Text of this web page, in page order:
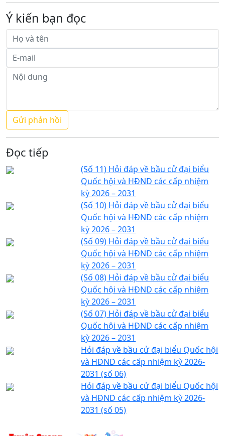
Ý kiến bạn đọc
Đọc tiếp
(Số 11) Hỏi đáp về bầu cử đại biểu
Quốc hội và HĐND các cấp nhiệm
kỳ 2026 – 2031
(Số 10) Hỏi đáp về bầu cử đại biểu
Quốc hội và HĐND các cấp nhiệm
kỳ 2026 – 2031
(Số 09) Hỏi đáp về bầu cử đại biểu
Quốc hội và HĐND các cấp nhiệm
kỳ 2026 – 2031
(Số 08) Hỏi đáp về bầu cử đại biểu
Quốc hội và HĐND các cấp nhiệm
kỳ 2026 – 2031
(Số 07) Hỏi đáp về bầu cử đại biểu
Quốc hội và HĐND các cấp nhiệm
kỳ 2026 – 2031
Hỏi đáp về bầu cử đại biểu Quốc hội
và HĐND các cấp nhiệm kỳ 2026-
2031 (số 06)
Hỏi đáp về bầu cử đại biểu Quốc hội
và HĐND các cấp nhiệm kỳ 2026-
2031 (số 05)